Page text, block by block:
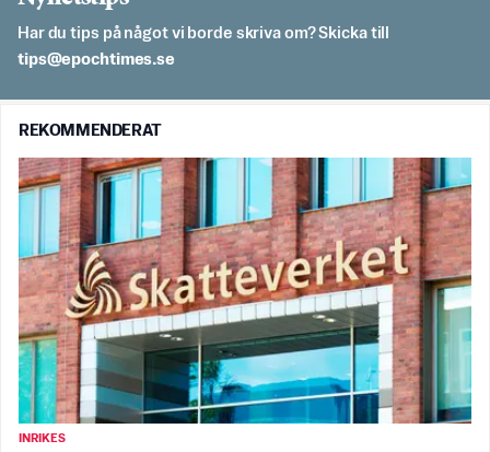
Har du tips på något vi borde skriva om? Skicka till
es.semithcope@spit
REKOMMENDERAT
INRIKES